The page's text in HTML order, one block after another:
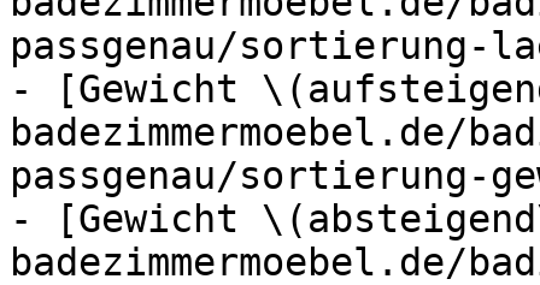
passgenau/sortierung-
- [Gewicht
passgenau/sortierung-
- [Gewicht